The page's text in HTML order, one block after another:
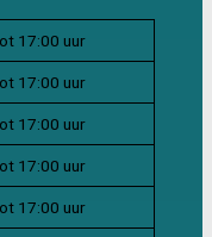
17:00 uur
17:00 uur
17:00 uur
17:00 uur
17:00 uur